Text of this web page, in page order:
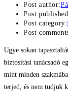
Post author:
Post
Post category:
Post
Ugye sokan
biztosítási tanácsadó
mint minden
terjed, és nem tudjuk